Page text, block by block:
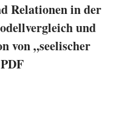
Relationen in der
und
von „seelischer